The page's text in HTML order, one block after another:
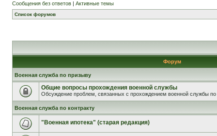
Сообщения без ответов | Активные темы
Список форумов
Форум
Военная служба по призыву
Общие вопросы прохождения военной службы
Обсуждение проблем, связанных с прохождением военной службы по
Военная служба по контракту
"Военная ипотека" (старая редакция)